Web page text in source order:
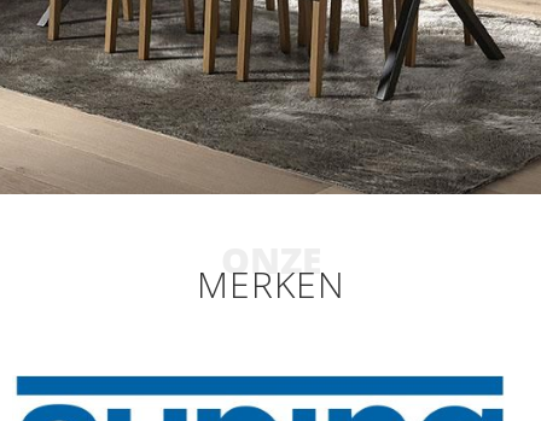
ONZE
MERKEN